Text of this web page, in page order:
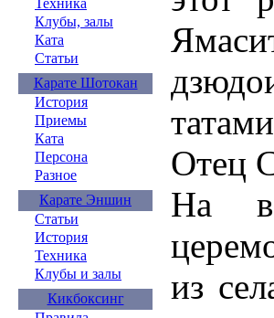
Техника
Клубы, залы
Ката
Статьи
Карате Шотокан
История
Приемы
Ката
Персона
Разное
Карате Эншин
Статьи
История
Техника
Клубы и залы
Кикбоксинг
Отец
На
из